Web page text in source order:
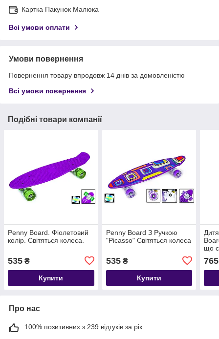
Картка Пакунок Малюка
Всі умови оплати
Умови повернення
Повернення товару впродовж 14 днів за домовленістю
Всі умови повернення
Подібні товари компанії
Penny Board. Фіолетовий
колір. Світяться колеса.
535 ₴
Купити
Penny Board З Ручкою
"Picasso" Світяться колеса
535₴
Купити
що
765
Про нас
100% позитивних з 239 відгуків за рік